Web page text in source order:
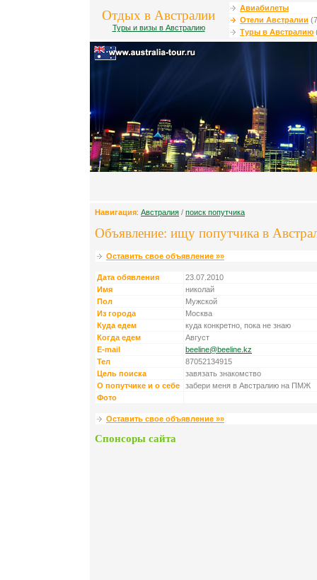
Отдых в Австралии
Туры и визы в Австралию
Авиабилеты
Отели Австралии
Туры в Австралию
Навигация: Австралия / поиск попутчика
Объявление: ищу попутчика в
Оставить свое объявление »»
Дата обявления
23.07.2010
Имя
николай
Пол
Мужской
Из города
Москва
Куда едем
куда конкретно, пока не знаю
Когда едем
Август
E-mail
beeline@beeline.kz
Тел
87052134915
Цель поиска
завязать знакомство
О попутчике и о себе
забери меня в Австралию на ПМЖ
Фото
Оставить свое объявление »»
Спонсоры сайта